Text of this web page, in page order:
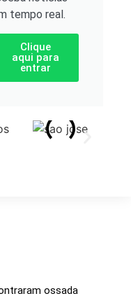
tempo real.
Clique
aqui para
entrar
ossada